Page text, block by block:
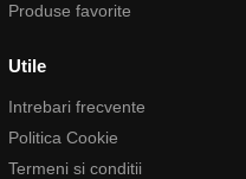
Produse favorite
Utile
Intrebari frecvente
Politica Cookie
Termeni si conditii